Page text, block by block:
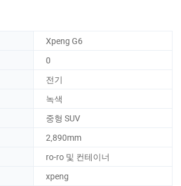
Xpeng G6
0
전기
녹색
중형 SUV
2,890mm
ro-ro 및 컨테이너
xpeng